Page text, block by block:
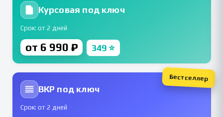
Курсовая под ключ
Срок: от 2 дней
от 6 990 ₽ 349 ⭐
ВКР под ключ
Срок: от 2 дней
Бестселлер